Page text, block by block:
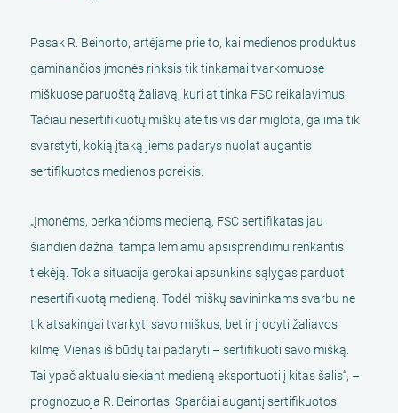
Pasak R. Beinorto, artėjame prie to, kai medienos produktus
gaminančios įmonės rinksis tik tinkamai tvarkomuose
miškuose paruoštą žaliavą, kuri atitinka FSC reikalavimus.
Tačiau nesertifikuotų miškų ateitis vis dar miglota, galima tik
svarstyti, kokią įtaką jiems padarys nuolat augantis
sertifikuotos medienos poreikis.
„Įmonėms, perkančioms medieną, FSC sertifikatas jau
šiandien dažnai tampa lemiamu apsisprendimu renkantis
tiekėją. Tokia situacija gerokai apsunkins sąlygas parduoti
nesertifikuotą medieną. Todėl miškų savininkams svarbu ne
tik atsakingai tvarkyti savo miškus, bet ir įrodyti žaliavos
kilmę. Vienas iš būdų tai padaryti – sertifikuoti savo mišką.
Tai ypač aktualu siekiant medieną eksportuoti į kitas šalis“, –
prognozuoja R. Beinortas. Sparčiai augantį sertifikuotos